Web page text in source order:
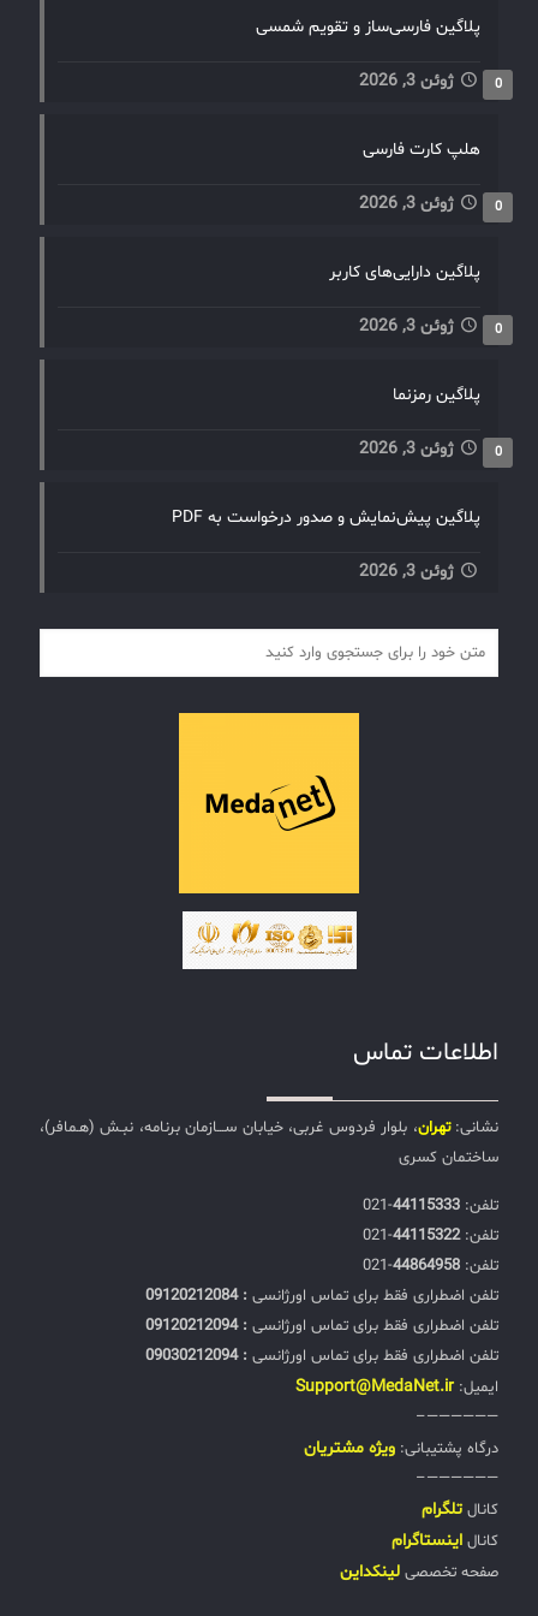
بخشند، و بهره‌وری کلی را افزایش دهند. این رویکرد باعث
به‌طور مؤثرتر مقابله کنند و به اهداف تجاری خود دست یابند.
پلاگین فارسی‌ساز و تقویم شمسی
ژوئن 3, 2026 0
هلپ کارت فارسی
ژوئن 3, 2026 0
پلاگین دارایی‌های کاربر
ژوئن 3, 2026 0
پلاگین رمزنما
ژوئن 3, 2026 0
پلاگین پیش‌نمایش و صدور درخواست به PDF
ژوئن 3, 2026
اطلاعات تماس
نشانی:تهران، بلوار فردوس غربی، خیابان ســـازمان برنامه، نبـش (هـمافر)،
ساختمان کسری
تلفن:‌ 44115333
-021
تلفن:‌44115322
-021
تلفن:‌ 44864958
-021
تلفن اضطراری فقط برای تماس اورژانسی : 09120212084
تلفن اضطراری فقط برای تماس اورژانسی : 09120212094
تلفن اضطراری فقط برای تماس اورژانسی : 09030212094
ایمیل: Support@MedaNet.ir
——————–
درگاه پشتیبانی: ويژه مشتریان
——————–
کانال تلگرام
کانال اینستاگرام
صفحه تخصصی لینکداین